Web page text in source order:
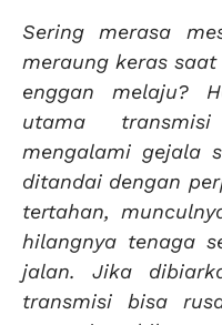
Sering merasa
meraung keras
enggan melaju?
utama
mengalami gejala
ditandai dengan
tertahan,
hilangnya tenaga
jalan. Jika
transmisi bisa